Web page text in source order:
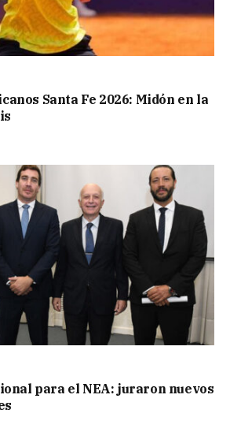
Santa Fe 2026: Midón en la
para el NEA: juraron nuevos